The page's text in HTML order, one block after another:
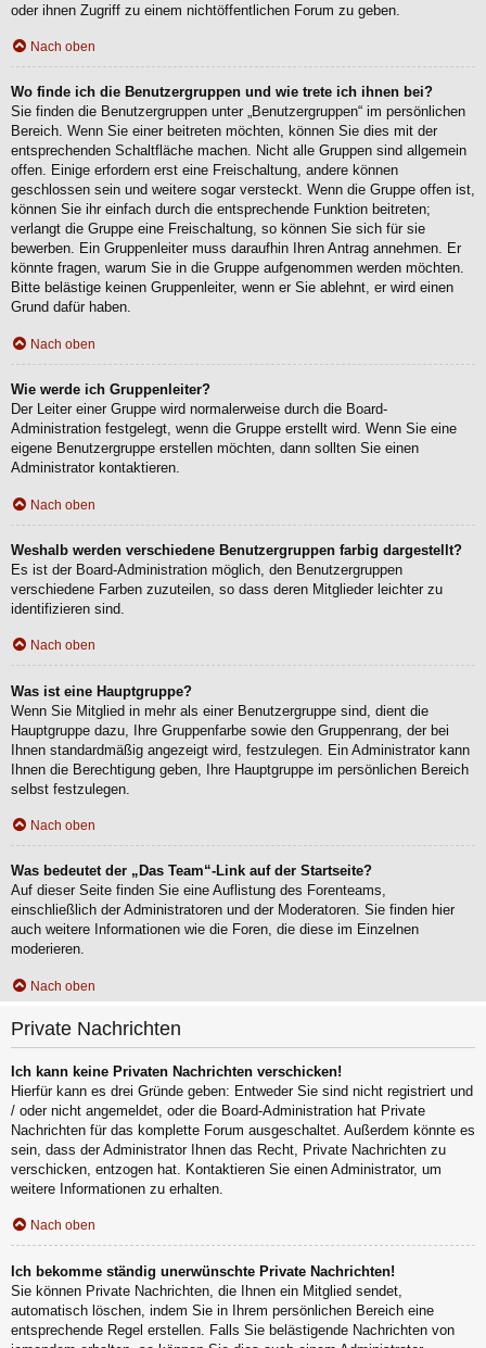
oder ihnen Zugriff zu einem nichtöffentlichen Forum zu geben.
Nach oben
Wo finde ich die Benutzergruppen und wie trete ich ihnen bei?
Sie finden die Benutzergruppen unter „Benutzergruppen“ im persönlichen
Bereich. Wenn Sie einer beitreten möchten, können Sie dies mit der
entsprechenden Schaltfläche machen. Nicht alle Gruppen sind allgemein
offen. Einige erfordern erst eine Freischaltung, andere können
geschlossen sein und weitere sogar versteckt. Wenn die Gruppe offen ist,
können Sie ihr einfach durch die entsprechende Funktion beitreten;
verlangt die Gruppe eine Freischaltung, so können Sie sich für sie
bewerben. Ein Gruppenleiter muss daraufhin Ihren Antrag annehmen. Er
könnte fragen, warum Sie in die Gruppe aufgenommen werden möchten.
Bitte belästige keinen Gruppenleiter, wenn er Sie ablehnt, er wird einen
Grund dafür haben.
Nach oben
Wie werde ich Gruppenleiter?
Der Leiter einer Gruppe wird normalerweise durch die Board-
Administration festgelegt, wenn die Gruppe erstellt wird. Wenn Sie eine
eigene Benutzergruppe erstellen möchten, dann sollten Sie einen
Administrator kontaktieren.
Nach oben
Weshalb werden verschiedene Benutzergruppen farbig dargestellt?
Es ist der Board-Administration möglich, den Benutzergruppen
verschiedene Farben zuzuteilen, so dass deren Mitglieder leichter zu
identifizieren sind.
Nach oben
Was ist eine Hauptgruppe?
Wenn Sie Mitglied in mehr als einer Benutzergruppe sind, dient die
Hauptgruppe dazu, Ihre Gruppenfarbe sowie den Gruppenrang, der bei
Ihnen standardmäßig angezeigt wird, festzulegen. Ein Administrator kann
Ihnen die Berechtigung geben, Ihre Hauptgruppe im persönlichen Bereich
selbst festzulegen.
Nach oben
Was bedeutet der „Das Team“-Link auf der Startseite?
Auf dieser Seite finden Sie eine Auflistung des Forenteams,
einschließlich der Administratoren und der Moderatoren. Sie finden hier
auch weitere Informationen wie die Foren, die diese im Einzelnen
moderieren.
Nach oben
Private Nachrichten
Ich kann keine Privaten Nachrichten verschicken!
Hierfür kann es drei Gründe geben: Entweder Sie sind nicht registriert und
/ oder nicht angemeldet, oder die Board-Administration hat Private
Nachrichten für das komplette Forum ausgeschaltet. Außerdem könnte es
sein, dass der Administrator Ihnen das Recht, Private Nachrichten zu
verschicken, entzogen hat. Kontaktieren Sie einen Administrator, um
weitere Informationen zu erhalten.
Nach oben
Ich bekomme ständig unerwünschte Private Nachrichten!
Sie können Private Nachrichten, die Ihnen ein Mitglied sendet,
automatisch löschen, indem Sie in Ihrem persönlichen Bereich eine
entsprechende Regel erstellen. Falls Sie belästigende Nachrichten von